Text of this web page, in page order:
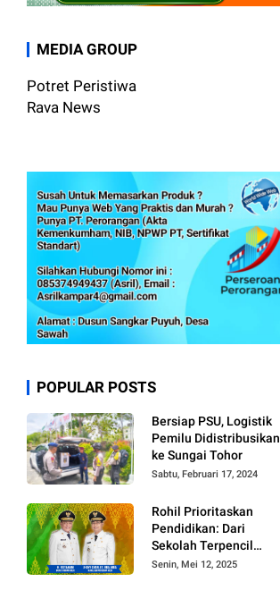
MEDIA GROUP
Potret Peristiwa
Rava News
POPULAR POSTS
Bersiap PSU, Logistik
Pemilu Didistribusikan
ke Sungai Tohor
Sabtu, Februari 17, 2024
Rohil Prioritaskan
Pendidikan: Dari
Sekolah Terpencil
hingga Beasiswa
Senin, Mei 12, 2025